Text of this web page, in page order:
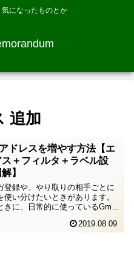
になったものとか
追加
ドレスを増やす方法【エ
ス＋フィルタ＋ラベル設
】
登録や、やり取りの相手ごとに
使い分けたいときがあります。
きに、日常的に使っているGmail
も便利です。この記事では、
2019.08.09